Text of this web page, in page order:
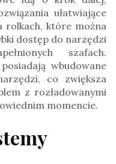
ułatwiające
rolkach, które można
dostęp do narzędzi
szafach.
wbudowane
co zwiększa
z rozładowanymi
momencie.